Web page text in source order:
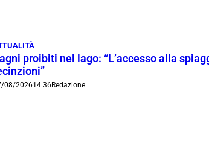
proibiti nel lago: “L’accesso alla
08/202614:36Redazione